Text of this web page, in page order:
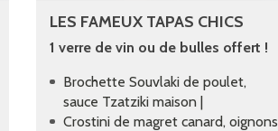
LES FAMEUX TAPAS CHICS
1 verre de vin ou de bulles offert !
Brochette Souvlaki de poulet,
sauce Tzatziki maison |
Crostini de magret canard, oignons